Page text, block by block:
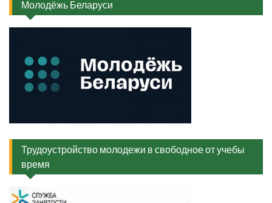
Молодёжь Беларуси
Трудоустройство молодежи в свободное от учебы
время